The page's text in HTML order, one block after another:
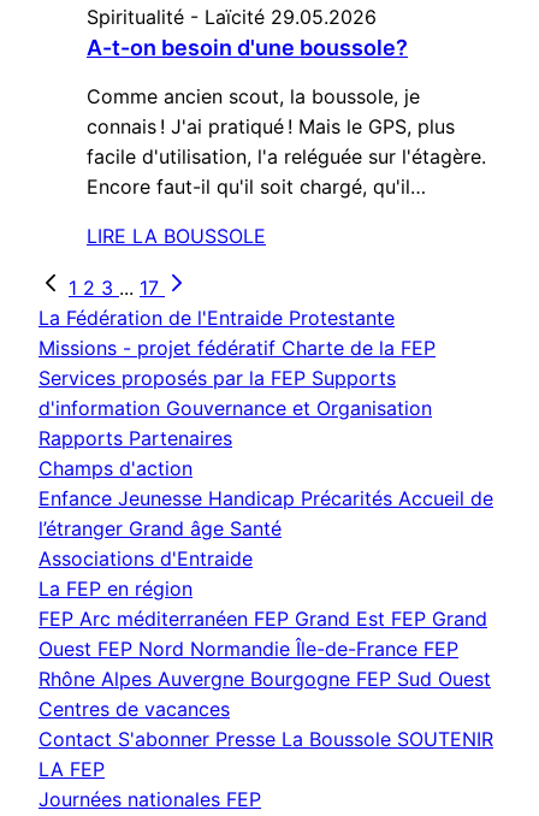
Spiritualité - Laïcité 29.05.2026
A-t-on besoin d'une boussole?
Comme ancien scout, la boussole, je
connais ! J'ai pratiqué ! Mais le GPS, plus
facile d'utilisation, l'a reléguée sur l'étagère.
Encore faut-il qu'il soit chargé, qu'il…
LIRE LA BOUSSOLE
1 2 3 ... 17
La Fédération de l'Entraide Protestante
Missions - projet fédératif Charte de la FEP
Services proposés par la FEP Supports
d'information Gouvernance et Organisation
Rapports Partenaires
Champs d'action
Enfance Jeunesse Handicap Précarités Accueil de
l’étranger Grand âge Santé
Associations d'Entraide
La FEP en région
FEP Arc méditerranéen FEP Grand Est FEP Grand
Ouest FEP Nord Normandie Île-de-France FEP
Rhône Alpes Auvergne Bourgogne FEP Sud Ouest
Centres de vacances
Contact S'abonner Presse La Boussole SOUTENIR
LA FEP
Journées nationales FEP